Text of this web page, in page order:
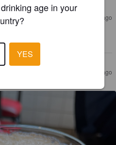
A 3 years ago
4 years ago
age in your
YES